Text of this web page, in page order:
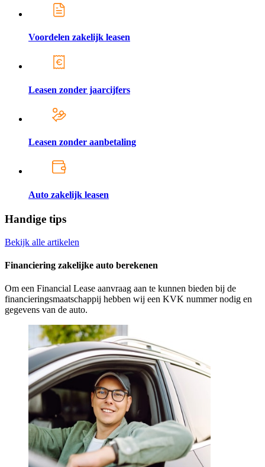
Voordelen zakelijk leasen
Leasen zonder jaarcijfers
Leasen zonder aanbetaling
Auto zakelijk leasen
Handige tips
Bekijk alle artikelen
Financiering zakelijke auto berekenen
Om een Financial Lease aanvraag aan te kunnen bieden bij de
financieringsmaatschappij hebben wij een KVK nummer nodig en
gegevens van de auto.